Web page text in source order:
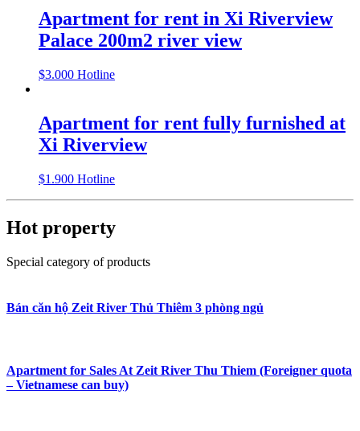
Apartment for rent in Xi Riverview
Palace 200m2 river view
$3.000 Hotline
Apartment for rent fully furnished at
Xi Riverview
$1.900 Hotline
Hot property
Special category of products
Bán căn hộ Zeit River Thủ Thiêm 3 phòng ngủ
Apartment for Sales At Zeit River Thu Thiem (Foreigner quota
– Vietnamese can buy)